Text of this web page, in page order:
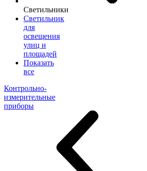
Светильники
Светильник
для
освещения
улиц и
площадей
Показать
все
Контрольно-
измерительные
приборы